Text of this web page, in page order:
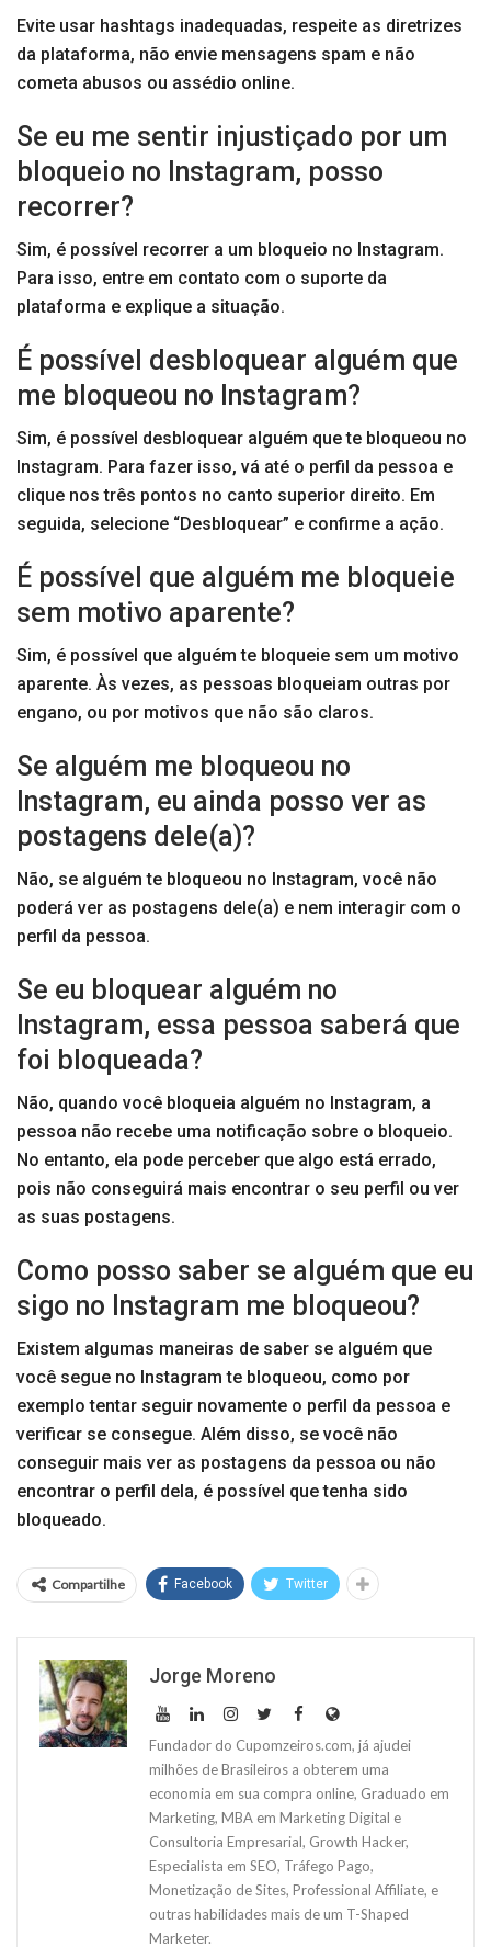
Evite usar hashtags inadequadas, respeite as diretrizes
da plataforma, não envie mensagens spam e não
cometa abusos ou assédio online.
Se eu me sentir injustiçado por um
bloqueio no Instagram, posso
recorrer?
Sim, é possível recorrer a um bloqueio no Instagram.
Para isso, entre em contato com o suporte da
plataforma e explique a situação.
É possível desbloquear alguém que
me bloqueou no Instagram?
Sim, é possível desbloquear alguém que te bloqueou no
Instagram. Para fazer isso, vá até o perfil da pessoa e
clique nos três pontos no canto superior direito. Em
seguida, selecione “Desbloquear” e confirme a ação.
É possível que alguém me bloqueie
sem motivo aparente?
Sim, é possível que alguém te bloqueie sem um motivo
aparente. Às vezes, as pessoas bloqueiam outras por
engano, ou por motivos que não são claros.
Se alguém me bloqueou no
Instagram, eu ainda posso ver as
postagens dele(a)?
Não, se alguém te bloqueou no Instagram, você não
poderá ver as postagens dele(a) e nem interagir com o
perfil da pessoa.
Se eu bloquear alguém no
Instagram, essa pessoa saberá que
foi bloqueada?
Não, quando você bloqueia alguém no Instagram, a
pessoa não recebe uma notificação sobre o bloqueio.
No entanto, ela pode perceber que algo está errado,
pois não conseguirá mais encontrar o seu perfil ou ver
as suas postagens.
Como posso saber se alguém que eu
sigo no Instagram me bloqueou?
Existem algumas maneiras de saber se alguém que
você segue no Instagram te bloqueou, como por
exemplo tentar seguir novamente o perfil da pessoa e
verificar se consegue. Além disso, se você não
conseguir mais ver as postagens da pessoa ou não
encontrar o perfil dela, é possível que tenha sido
bloqueado.
Compartilhe Facebook Twitter
Jorge Moreno
Fundador do Cupomzeiros.com, já ajudei
milhões de Brasileiros a obterem uma
economia em sua compra online, Graduado em
Marketing, MBA em Marketing Digital e
Consultoria Empresarial, Growth Hacker,
Especialista em SEO, Tráfego Pago,
Monetização de Sites, Professional Affiliate, e
outras habilidades mais de um T-Shaped
Marketer.